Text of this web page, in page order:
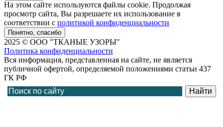
На этом сайте используются файлы cookie. Продолжая
просмотр сайта, Вы разрешаете их использование в
соответствии с политикой конфиденциальности
Понятно, спасибо
2025 © ООО "ТКАНЫЕ УЗОРЫ"
Политика конфиденциальности
Вся информация, представленная на сайте, не является
публичной офертой, определяемой положениями статьи 437
ГК РФ